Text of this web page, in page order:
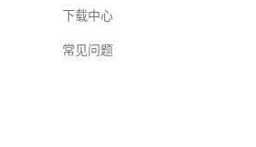
下载中心
常见问题